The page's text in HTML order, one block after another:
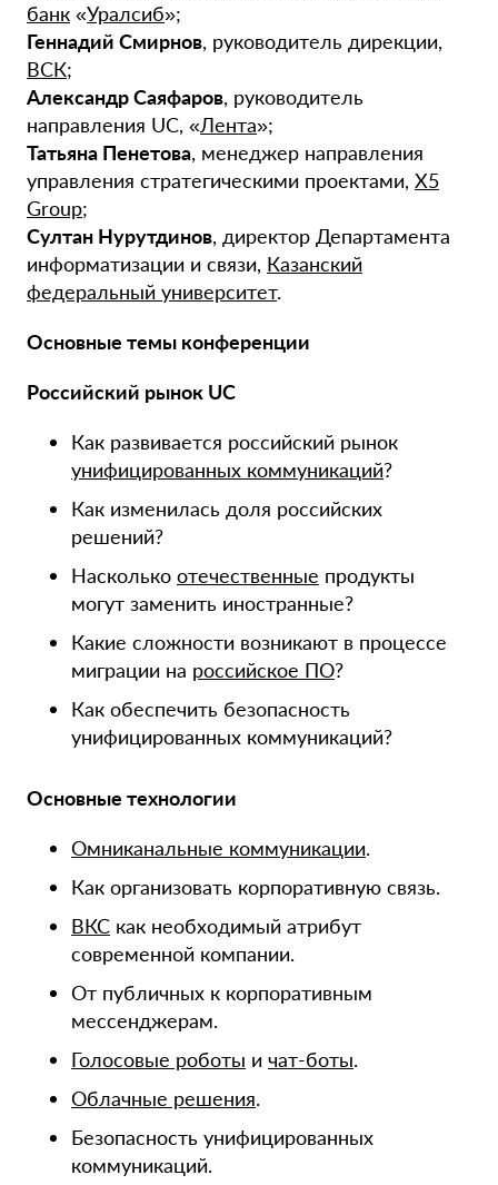
банк «Уралсиб»;
Геннадий Смирнов, руководитель дирекции,
ВСК;
Александр Саяфаров, руководитель
направления UC, «Лента»;
Татьяна Пенетова, менеджер направления
управления стратегическими проектами, X5
Group;
Султан Нурутдинов, директор Департамента
информатизации и связи, Казанский
федеральный университет.
Основные темы конференции
Российский рынок UC
Как развивается российский рынок
унифицированных коммуникаций?
Как изменилась доля российских
решений?
Насколько отечественные продукты
могут заменить иностранные?
Какие сложности возникают в процессе
миграции на российское ПО?
Как обеспечить безопасность
унифицированных коммуникаций?
Основные технологии
Омниканальные коммуникации.
Как организовать корпоративную связь.
ВКС как необходимый атрибут
современной компании.
От публичных к корпоративным
мессенджерам.
Голосовые роботы и чат-боты.
Облачные решения.
Безопасность унифицированных
коммуникаций.